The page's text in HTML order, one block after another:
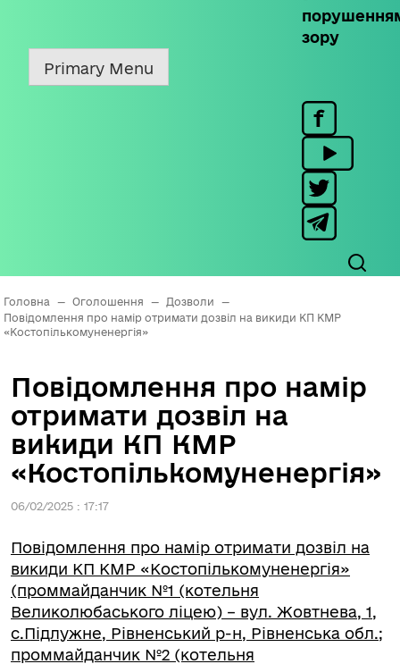
зору
Primary Menu
Головна — Оголошення — Дозволи
—
Повідомлення про намір отримати дозвіл на викиди КП КМР
«Костопількомуненергія»
Повідомлення про намір
отримати дозвіл на
викиди КП КМР
«Костопількомуненергія»
06/02/2025 : 17:17
Повідомлення про намір отримати дозвіл на
викиди КП КМР «Костопількомуненергія»
(проммайданчик №1 (котельня
Великолюбаського ліцею) – вул. Жовтнева, 1,
с.Підлужне, Рівненський р-н, Рівненська обл.;
проммайданчик №2 (котельня